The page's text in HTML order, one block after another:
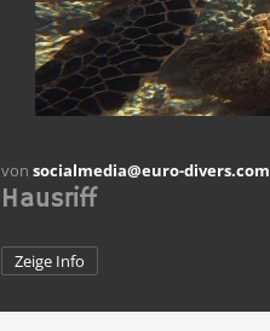
von socialmedia@euro-divers.com
Hausriff
Zeige Info